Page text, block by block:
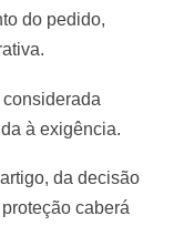
do pedido,
à exigência.
da decisão
caberá